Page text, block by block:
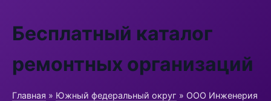
Бесплатный каталог
ремонтных организаций
Главная » Южный федеральный округ » ООО Инженерия